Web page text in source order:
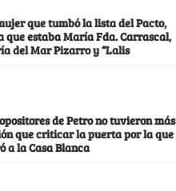
que tumbó la lista del Pacto,
que estaba María Fda. Carrascal,
del Mar Pizarro y “Lalis
de Petro no tuvieron más
que criticar la puerta por la que
a la Casa Blanca